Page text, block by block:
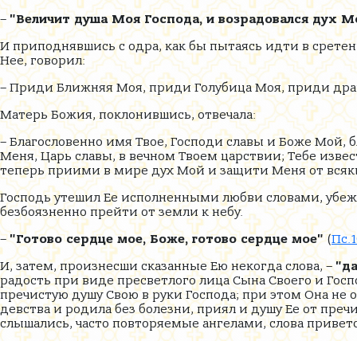
– "Величит душа Моя Господа, и возрадовался дух
И приподнявшись с одра, как бы пытаясь идти в
Нее, говорил:
– Приди Ближняя Моя, приди Голубица Моя, приди
Матерь Божия, поклонившись, отвечала:
– Благословенно имя Твое, Господи славы и Боже
Меня, Царь славы, в вечном Твоем царствии; Тебе
теперь приими в мире дух Мой и защити Меня от
Господь утешил Ее исполненными любви словами,
безбоязненно прейти от земли к небу.
– "Готово сердце мое, Боже, готово сердце мое" (
И, затем, произнесши сказанные Ею некогда слова, –
радость при виде пресветлого лица Сына Своего и
пречистую душу Свою в руки Господа; при этом Она не
девства и родила без болезни, приял и душу Ее от
слышались, часто повторяемые ангелами, слова